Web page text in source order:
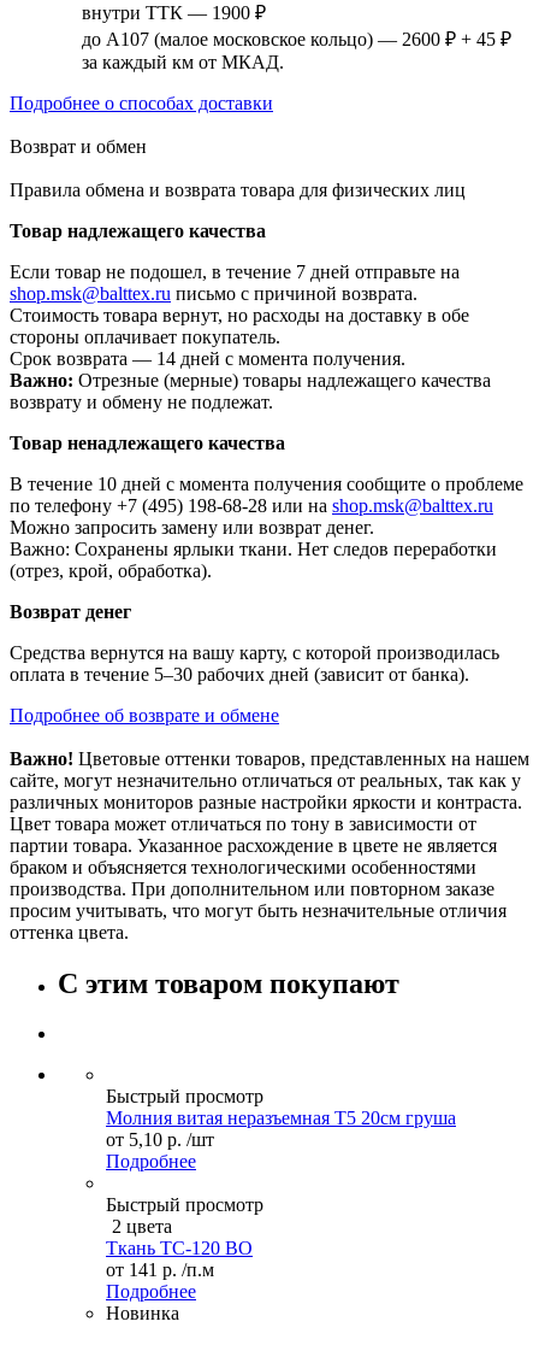
внутри ТТК — 1900 ₽
до А107 (малое московское кольцо) — 2600 ₽ + 45 ₽
за каждый км от МКАД.
Подробнее о способах доставки
Возврат и обмен
Правила обмена и возврата товара для физических лиц
Товар надлежащего качества
Если товар не подошел, в течение 7 дней отправьте на
shop.msk@balttex.ru письмо с причиной возврата.
Стоимость товара вернут, но расходы на доставку в обе
стороны оплачивает покупатель.
Срок возврата — 14 дней с момента получения.
Важно: Отрезные (мерные) товары надлежащего качества
возврату и обмену не подлежат.
Товар ненадлежащего качества
В течение 10 дней с момента получения сообщите о проблеме
по телефону +7 (495) 198-68-28 или на shop.msk@balttex.ru
Можно запросить замену или возврат денег.
Важно: Сохранены ярлыки ткани. Нет следов переработки
(отрез, крой, обработка).
Возврат денег
Средства вернутся на вашу карту, с которой производилась
оплата в течение 5–30 рабочих дней (зависит от банка).
Подробнее об возврате и обмене
Важно! Цветовые оттенки товаров, представленных на нашем
сайте, могут незначительно отличаться от реальных, так как у
различных мониторов разные настройки яркости и контраста.
Цвет товара может отличаться по тону в зависимости от
партии товара. Указанное расхождение в цвете не является
браком и объясняется технологическими особенностями
производства. При дополнительном или повторном заказе
просим учитывать, что могут быть незначительные отличия
оттенка цвета.
С этим товаром покупают
Быстрый просмотр
Молния витая неразъемная Т5 20см груша
от 5,10 р. /шт
Подробнее
Быстрый просмотр
2 цвета
Ткань ТС-120 ВО
от 141 р. /п.м
Подробнее
Новинка